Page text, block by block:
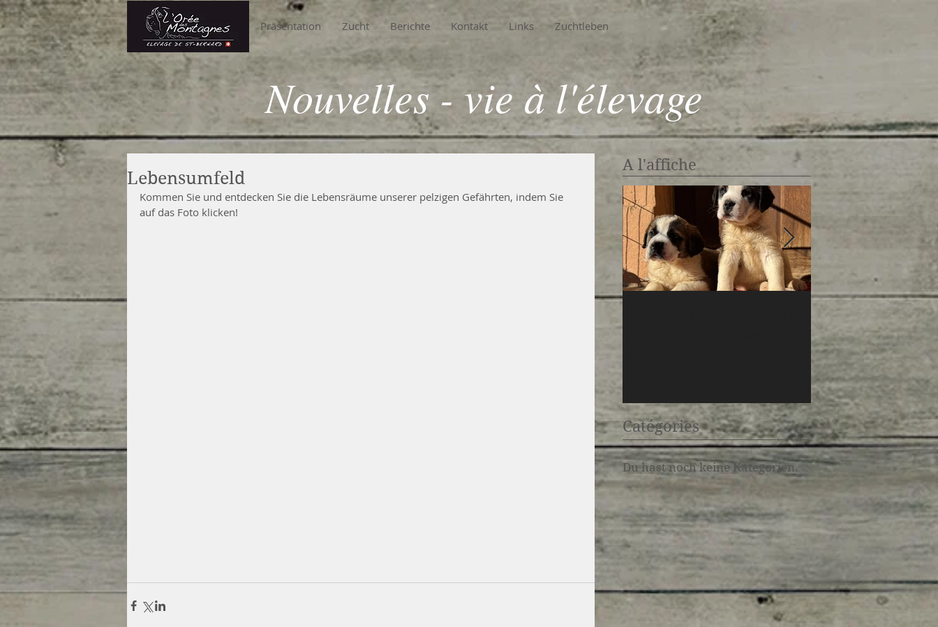
Präsentation Zucht Berichte Kontakt Links Zuchtleben
Nouvelles - vie à l'élevage
Lebensumfeld
Kommen Sie und entdecken Sie die Lebensräume unserer pelzigen Gefährten, indem Sie
auf das Foto klicken!
A l'affiche
Wir erwarten
Mitte November
Catégories
Du hast noch keine Kategorien.